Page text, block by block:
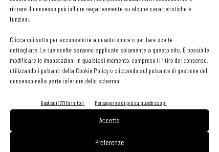
ritirare il consenso può influire negativamente su alcune caratteristiche e
funzioni.
Clicca qui sotto per acconsentire a quanto sopra o per fare scelte
dettagliate. Le tue scelte saranno applicate solamente a questo sito. È possibile
modificare le impostazioni in qualsiasi momento, compreso il ritiro del consenso,
utilizzando i pulsanti della Cookie Policy o cliccando sul pulsante di gestione del
consenso nella parte inferiore dello schermo.
Gestisci 1771 fornitori Per saperne di più su questi scopi
Accetta
Preferenze
31 Luglio 2026
Recensioni online, Fipe e le associazioni del turismo chiedono
modifiche alle Linee Guida dell’Antitrust
EDICOLA WEB